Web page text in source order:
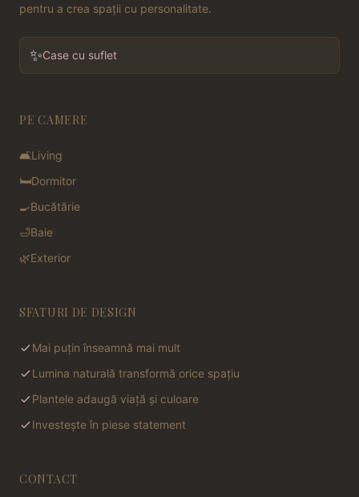
pentru a crea spații cu personalitate.
✨Case cu suflet
PE CAMERE
🛋️Living
🛏️Dormitor
🍳Bucătărie
🛁Baie
🌿Exterior
SFATURI DE DESIGN
Mai puțin înseamnă mai mult
Lumina naturală transformă orice spațiu
Plantele adaugă viață și culoare
Investește în piese statement
CONTACT